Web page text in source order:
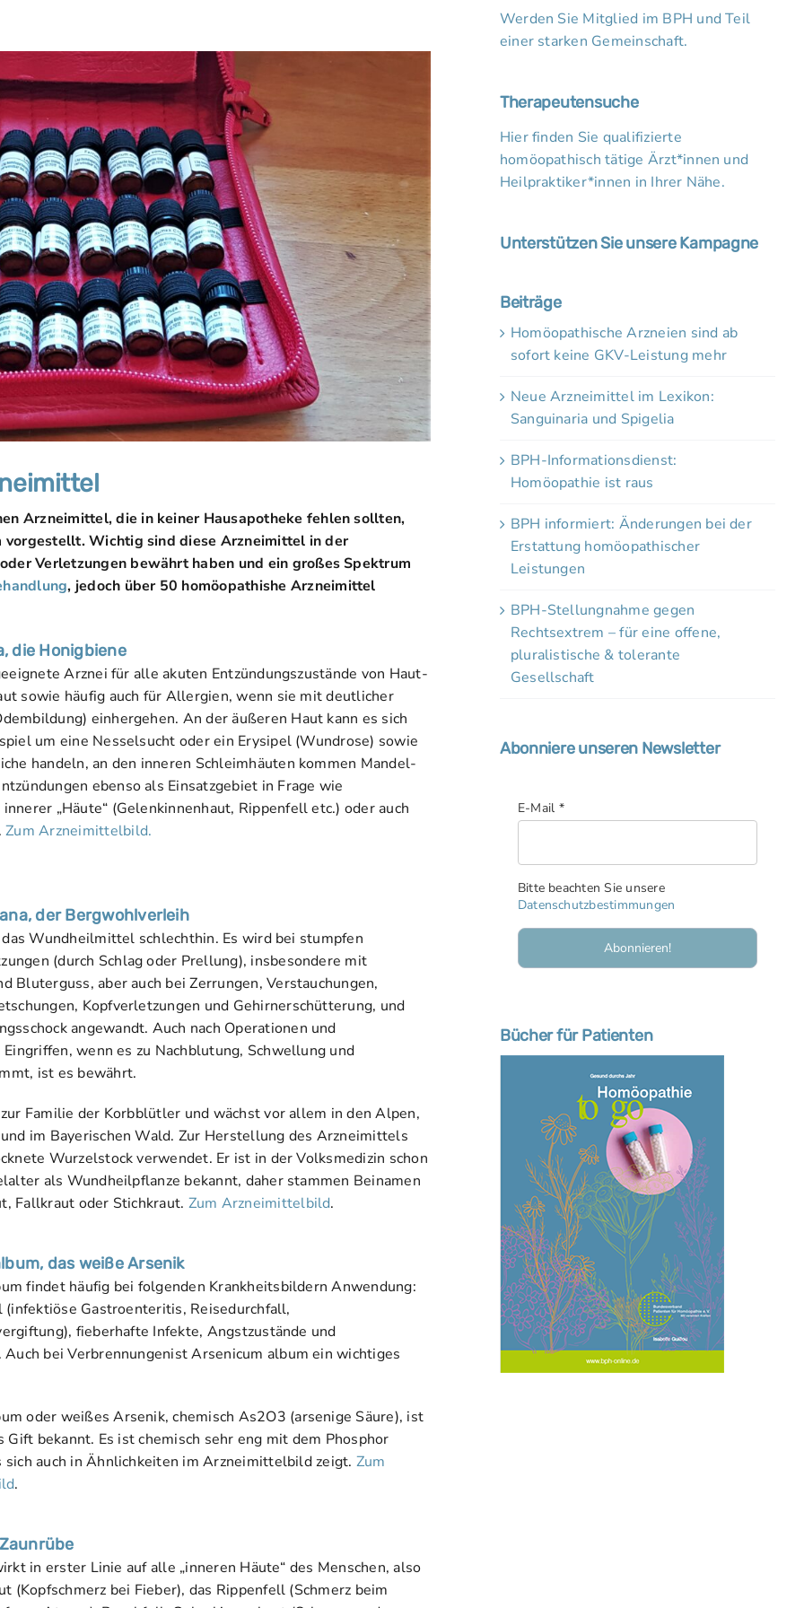
Arzneimittel, die in keiner Hausapotheke fehlen sollten,
vorgestellt. Wichtig sind diese Arzneimittel in der
Verletzungen bewährt haben und ein großes Spektrum
‚ jedoch über 50 homöopathishe Arzneimittel
die Honigbiene
Arznei für alle akuten Entzündungszustände von Haut-
sowie häufig auch für Allergien, wenn sie mit deutlicher
einhergehen. An der äußeren Haut kann es sich
um eine Nesselsucht oder ein Erysipel (Wundrose) sowie
handeln, an den inneren Schleimhäuten kommen Mandel-
ebenso als Einsatzgebiet in Frage wie
„Häute“ (Gelenkinnenhaut, Rippenfell etc.) oder auch
Zum Arzneimittelbild.
der Bergwohlverleih
Wundheilmittel schlechthin. Es wird bei stumpfen
(durch Schlag oder Prellung), insbesondere mit
Bluterguss, aber auch bei Zerrungen, Verstauchungen,
Kopfverletzungen und Gehirnerschütterung, und
angewandt. Auch nach Operationen und
Eingriffen, wenn es zu Nachblutung, Schwellung und
ist es bewährt.
Familie der Korbblütler und wächst vor allem in den Alpen,
im Bayerischen Wald. Zur Herstellung des Arzneimittels
Wurzelstock verwendet. Er ist in der Volksmedizin schon
als Wundheilpflanze bekannt, daher stammen Beinamen
Fallkraut oder Stichkraut. Zum Arzneimittelbild.
das weiße Arsenik
findet häufig bei folgenden Krankheitsbildern Anwendung:
(infektiöse Gastroenteritis, Reisedurchfall,
fieberhafte Infekte, Angstzustände und
Auch bei Verbrennungenist Arsenicum album ein wichtiges
oder weißes Arsenik, chemisch As2O3 (arsenige Säure), ist
Gift bekannt. Es ist chemisch sehr eng mit dem Phosphor
sich auch in Ähnlichkeiten im Arzneimittelbild zeigt. Zum
.
in erster Linie auf alle „inneren Häute“ des Menschen, also
(Kopfschmerz bei Fieber), das Rippenfell (Schmerz beim
Werden Sie Mitglied im BPH und Teil
einer starken Gemeinschaft.
Therapeutensuche
Hier finden Sie qualifizierte
homöopathisch tätige Ärzt*innen und
Heilpraktiker*innen in Ihrer Nähe.
Unterstützen Sie unsere Kampagne
Beiträge
Homöopathische Arzneien sind ab
sofort keine GKV-Leistung mehr
Neue Arzneimittel im Lexikon:
Sanguinaria und Spigelia
BPH-Informationsdienst:
Homöopathie ist raus
BPH informiert: Änderungen bei der
Erstattung homöopathischer
Leistungen
BPH-Stellungnahme gegen
Rechtsextrem – für eine offene,
pluralistische & tolerante
Gesellschaft
Abonniere unseren Newsletter
E-Mail *
Bitte beachten Sie unsere
Datenschutzbestimmungen
Bücher für Patienten